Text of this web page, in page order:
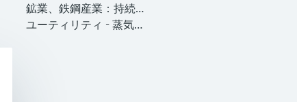
鉱業、鉄鋼産業：持続可
能な未来を引き出す
ユーティリティ - 蒸気ソ